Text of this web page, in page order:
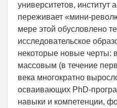
университетов, институт
переживает «мини-
мере этой обусловлено
исследовательское
некоторые новые черты:
массовым (в течение
века многократно
осваивающих PhD-
навыки и компетенции,